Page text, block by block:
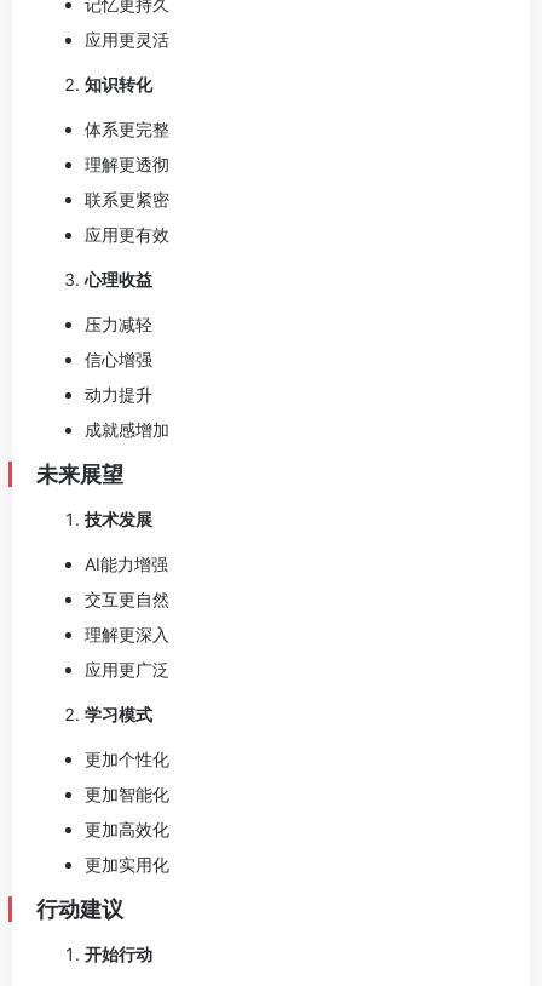
应用更灵活
知识转化
体系更完整
理解更透彻
联系更紧密
应用更有效
心理收益
压力减轻
信心增强
动力提升
成就感增加
未来展望
技术发展
AI能力增强
交互更自然
理解更深入
应用更广泛
学习模式
更加个性化
更加智能化
更加高效化
更加实用化
行动建议
开始行动